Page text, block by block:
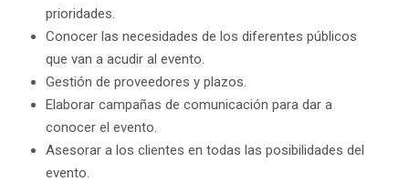
prioridades.
Conocer las necesidades de los diferentes públicos
que van a acudir al evento.
Gestión de proveedores y plazos.
Elaborar campañas de comunicación para dar a
conocer el evento.
Asesorar a los clientes en todas las posibilidades del
evento.